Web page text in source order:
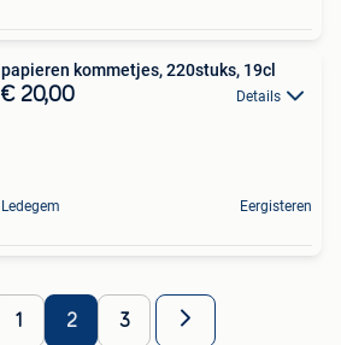
papieren kommetjes, 220stuks, 19cl
€ 20,00 Details
Ledegem Eergisteren
1 2 3